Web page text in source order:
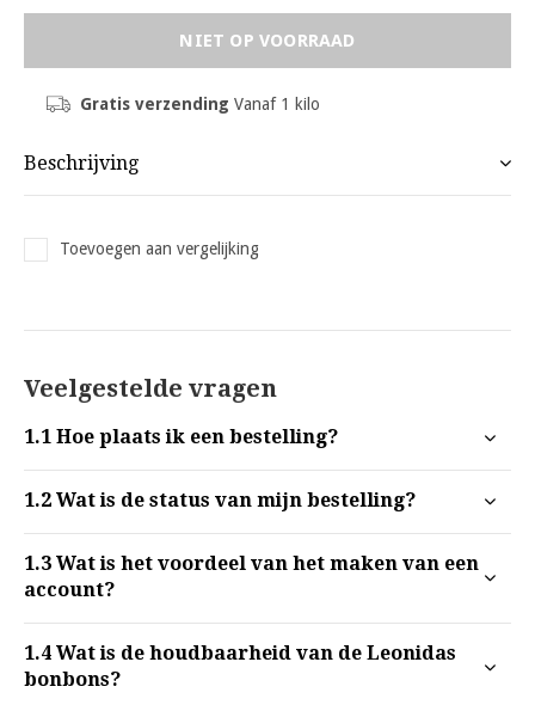
NIET OP VOORRAAD
Gratis verzending Vanaf 1 kilo
Beschrijving
Toevoegen aan vergelijking
Veelgestelde vragen
1.1 Hoe plaats ik een bestelling?
1.2 Wat is de status van mijn bestelling?
1.3 Wat is het voordeel van het maken van een
account?
1.4 Wat is de houdbaarheid van de Leonidas
bonbons?